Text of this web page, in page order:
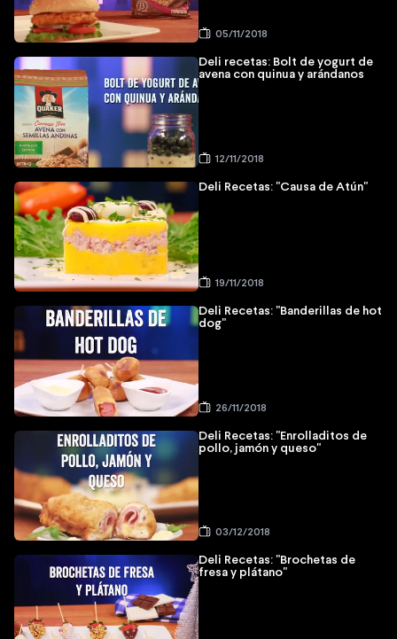
05/11/2018
Deli recetas: Bolt de yogurt de
avena con quinua y arándanos
12/11/2018
Deli Recetas: "Causa de Atún"
19/11/2018
Deli Recetas: "Banderillas de hot
dog"
26/11/2018
Deli Recetas: "Enrolladitos de
pollo, jamón y queso"
03/12/2018
Deli Recetas: "Brochetas de
fresa y plátano"